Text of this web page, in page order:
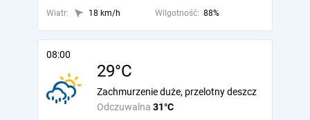
Wiatr: 18 km/h Wilgotność: 88%
08:00
29°C
Odczuwalna 31°C
Zachmurzenie duże, przelotny deszcz